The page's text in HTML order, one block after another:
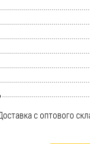
кольца
с оптового